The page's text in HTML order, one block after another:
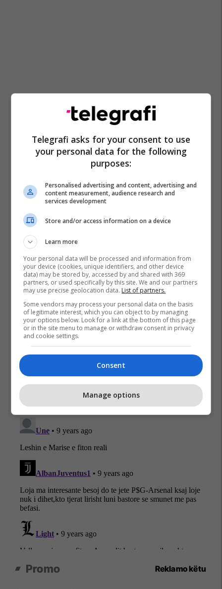
Man City
Besiktas
Borussia Monchengladbach
Atletico Madrid
Arsenal
Promo Reklamo këtu
Telegrafi asks for your consent to use
your personal data for the following
purposes:
Personalised advertising and content, advertising and
content measurement, audience research and
services development
Store and/or access information on a device
Learn more
Your personal data will be processed and information from
your device (cookies, unique identifiers, and other device
data) may be stored by, accessed by and shared with 369
partners, or used specifically by this site. We and our partners
may use precise geolocation data. List of partners.
Some vendors may process your personal data on the basis
of legitimate interest, which you can object to by managing
your options below. Look for a link at the bottom of this page
or in the site menu to manage or withdraw consent in privacy
and cookie settings.
Consent
Manage options